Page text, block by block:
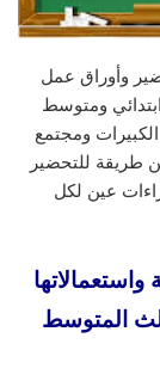
وأوراق عمل
ومتوسط
ومجتمع
طريقة للتحضير
عين لكل
المتوسط